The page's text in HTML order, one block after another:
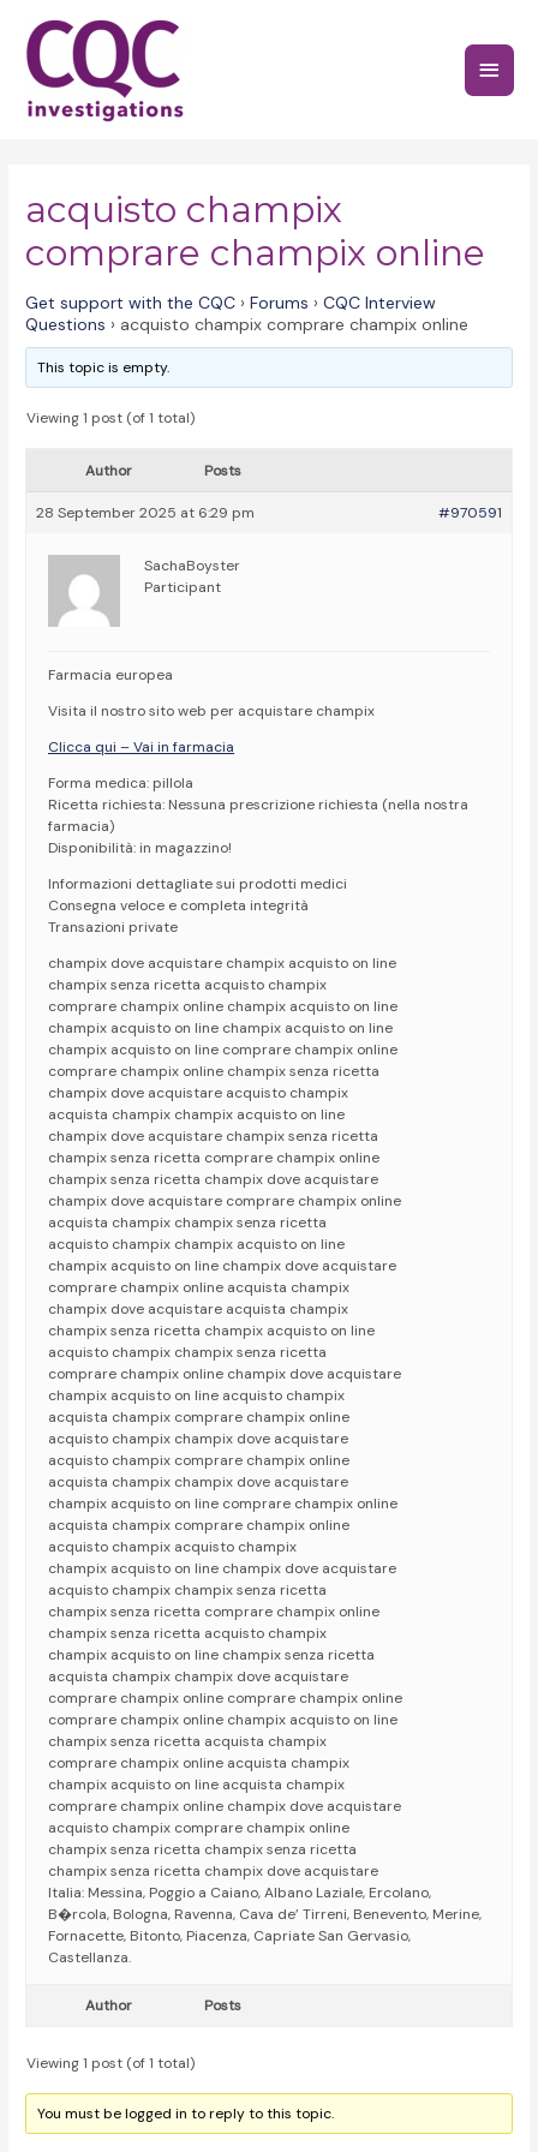
content
Main
acquisto champix
comprare champix online
Get support with the CQC › Forums › CQC Interview
Questions › acquisto champix comprare champix online
This topic is empty.
Viewing 1 post (of 1 total)
Author Posts
28 September 2025 at 6:29 pm #970591
SachaBoyster
Participant
Farmacia europea
Visita il nostro sito web per acquistare champix
Clicca qui – Vai in farmacia
Forma medica: pillola
Ricetta richiesta: Nessuna prescrizione richiesta (nella nostra
farmacia)
Disponibilità: in magazzino!
Informazioni dettagliate sui prodotti medici
Consegna veloce e completa integrità
Transazioni private
champix dove acquistare champix acquisto on line
champix senza ricetta acquisto champix
comprare champix online champix acquisto on line
champix acquisto on line champix acquisto on line
champix acquisto on line comprare champix online
comprare champix online champix senza ricetta
champix dove acquistare acquisto champix
acquista champix champix acquisto on line
champix dove acquistare champix senza ricetta
champix senza ricetta comprare champix online
champix senza ricetta champix dove acquistare
champix dove acquistare comprare champix online
acquista champix champix senza ricetta
acquisto champix champix acquisto on line
champix acquisto on line champix dove acquistare
comprare champix online acquista champix
champix dove acquistare acquista champix
champix senza ricetta champix acquisto on line
acquisto champix champix senza ricetta
comprare champix online champix dove acquistare
champix acquisto on line acquisto champix
acquista champix comprare champix online
acquisto champix champix dove acquistare
acquisto champix comprare champix online
acquista champix champix dove acquistare
champix acquisto on line comprare champix online
acquista champix comprare champix online
acquisto champix acquisto champix
champix acquisto on line champix dove acquistare
acquisto champix champix senza ricetta
champix senza ricetta comprare champix online
champix senza ricetta acquisto champix
champix acquisto on line champix senza ricetta
acquista champix champix dove acquistare
comprare champix online comprare champix online
comprare champix online champix acquisto on line
champix senza ricetta acquista champix
comprare champix online acquista champix
champix acquisto on line acquista champix
comprare champix online champix dove acquistare
acquisto champix comprare champix online
champix senza ricetta champix senza ricetta
champix senza ricetta champix dove acquistare
Italia: Messina, Poggio a Caiano, Albano Laziale, Ercolano,
B�rcola, Bologna, Ravenna, Cava de’ Tirreni, Benevento, Merine,
Fornacette, Bitonto, Piacenza, Capriate San Gervasio,
Castellanza.
Author Posts
Viewing 1 post (of 1 total)
You must be logged in to reply to this topic.